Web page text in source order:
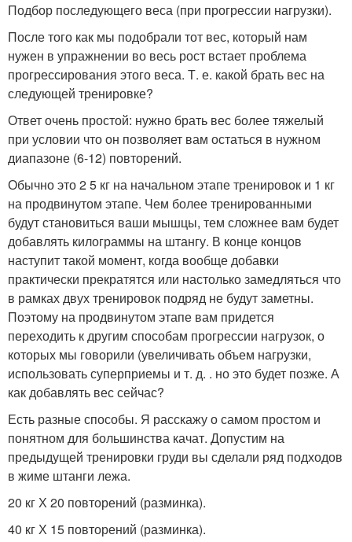
Подбор последующего веса (при прогрессии нагрузки).
После того как мы подобрали тот вес, который нам
нужен в упражнении во весь рост встает проблема
прогрессирования этого веса. Т. е. какой брать вес на
следующей тренировке?
Ответ очень простой: нужно брать вес более тяжелый
при условии что он позволяет вам остаться в нужном
диапазоне (6-12) повторений.
Обычно это 2 5 кг на начальном этапе тренировок и 1 кг
на продвинутом этапе. Чем более тренированными
будут становиться ваши мышцы, тем сложнее вам будет
добавлять килограммы на штангу. В конце концов
наступит такой момент, когда вообще добавки
практически прекратятся или настолько замедляться что
в рамках двух тренировок подряд не будут заметны.
Поэтому на продвинутом этапе вам придется
переходить к другим способам прогрессии нагрузок, о
которых мы говорили (увеличивать объем нагрузки,
использовать суперприемы и т. д. . но это будет позже. А
как добавлять вес сейчас?
Есть разные способы. Я расскажу о самом простом и
понятном для большинства качат. Допустим на
предыдущей тренировки груди вы сделали ряд подходов
в жиме штанги лежа.
20 кг Х 20 повторений (разминка).
40 кг Х 15 повторений (разминка).